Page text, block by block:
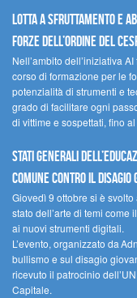
Lotta a sfruttamento e
forze dell’ordine del
Nell’ambito dell’iniziativa
corso di formazione per le
potenzialità di strumenti e
grado di facilitare ogni
di vittime e sospettati, fino
Stati Generali
comune contro il disagio
Giovedì 9 ottobre si è
stato dell’arte di temi come
ai nuovi strumenti digitali.
L’evento, organizzato da
bullismo e sul disagio
ricevuto il patrocinio
Capitale.